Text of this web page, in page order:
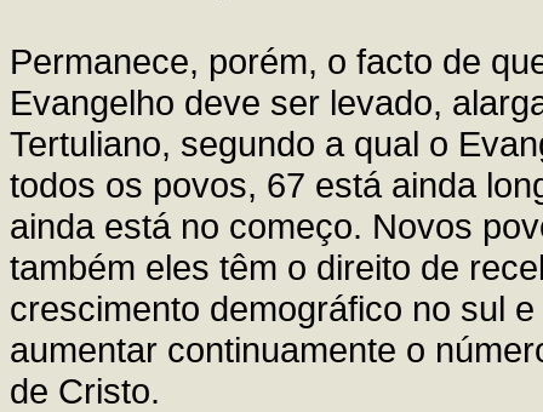
Permanece, porém, o facto de
Evangelho deve ser levado,
Tertuliano, segundo a qual o
todos os povos, 67 está ainda
ainda está no começo. Novos
também eles têm o direito de
crescimento demográfico no sul
aumentar continuamente o
de Cristo.